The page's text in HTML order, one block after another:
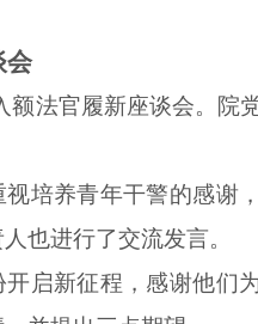
会
额法官履新座谈会。院
培养青年干警的感谢
也进行了交流发言。
启新征程，感谢他们